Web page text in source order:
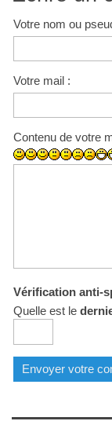
Votre nom ou
Votre mail :
Contenu de votre
Vérification anti-
Quelle est le